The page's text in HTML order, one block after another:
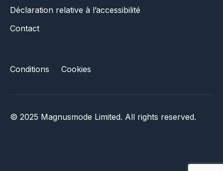
Déclaration relative à l’accessibilité
Contact
Conditions Cookies
© 2025 Magnusmode Limited. All rights reserved.